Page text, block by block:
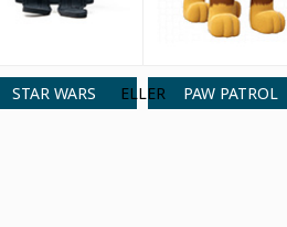
STAR WARS ELLER PAW PATROL